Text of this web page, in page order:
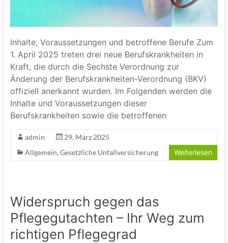
Inhalte, Voraussetzungen und betroffene Berufe Zum
1. April 2025 treten drei neue Berufskrankheiten in
Kraft, die durch die Sechste Verordnung zur
Änderung der Berufskrankheiten-Verordnung (BKV)
offiziell anerkannt wurden. Im Folgenden werden die
Inhalte und Voraussetzungen dieser
Berufskrankheiten sowie die betroffenen
admin
29. März 2025
Allgemein, Gesetzliche Unfallversicherung Weiterlesen
Widerspruch gegen das
Pflegegutachten – Ihr Weg zum
richtigen Pflegegrad